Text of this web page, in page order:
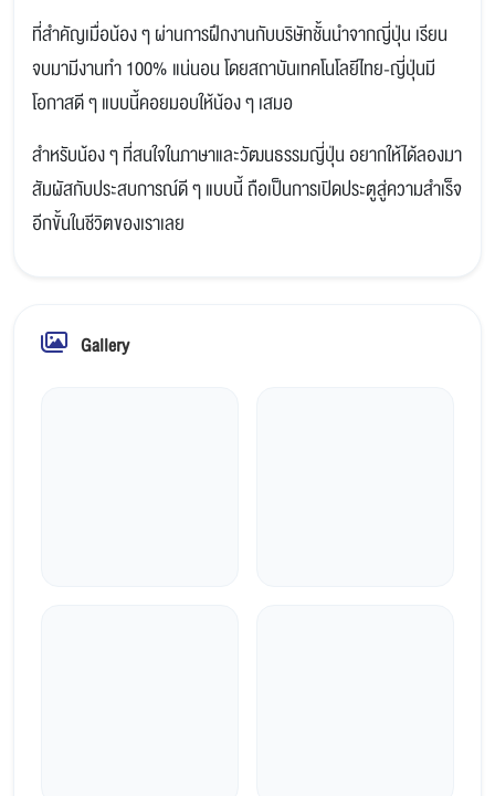
ที่สำคัญเมื่อน้อง ๆ ผ่านการฝึกงานกับบริษัทชั้นนำจากญี่ปุ่น เรียน
จบมามีงานทำ 100% แน่นอน โดยสถาบันเทคโนโลยีไทย-ญี่ปุ่นมี
โอกาสดี ๆ แบบนี้คอยมอบให้น้อง ๆ เสมอ
สำหรับน้อง ๆ ที่สนใจในภาษาและวัฒนธรรมญี่ปุ่น อยากให้ได้ลองมา
สัมผัสกับประสบการณ์ดี ๆ แบบนี้ ถือเป็นการเปิดประตูสู่ความสำเร็จ
อีกขั้นในชีวิตของเราเลย
Gallery